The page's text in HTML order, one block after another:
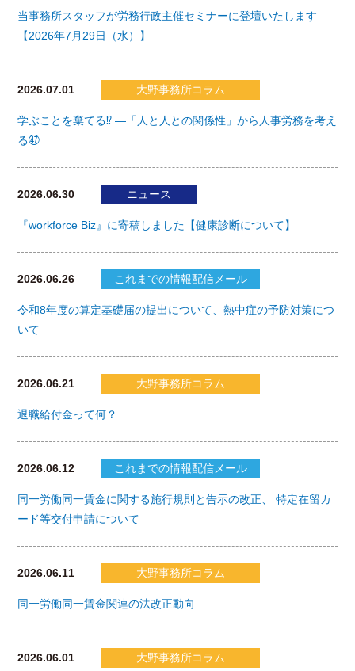
当事務所スタッフが労務行政主催セミナーに登壇いたします
【2026年7月29日（水）】
2026.07.01 大野事務所コラム
学ぶことを棄てる⁉ ―「人と人との関係性」から人事労務を考え
る㊼
2026.06.30 ニュース
『workforce Biz』に寄稿しました【健康診断について】
2026.06.26 これまでの情報配信メール
令和8年度の算定基礎届の提出について、熱中症の予防対策につ
いて
2026.06.21 大野事務所コラム
退職給付金って何？
2026.06.12 これまでの情報配信メール
同一労働同一賃金に関する施行規則と告示の改正、 特定在留カ
ード等交付申請について
2026.06.11 大野事務所コラム
同一労働同一賃金関連の法改正動向
2026.06.01 大野事務所コラム